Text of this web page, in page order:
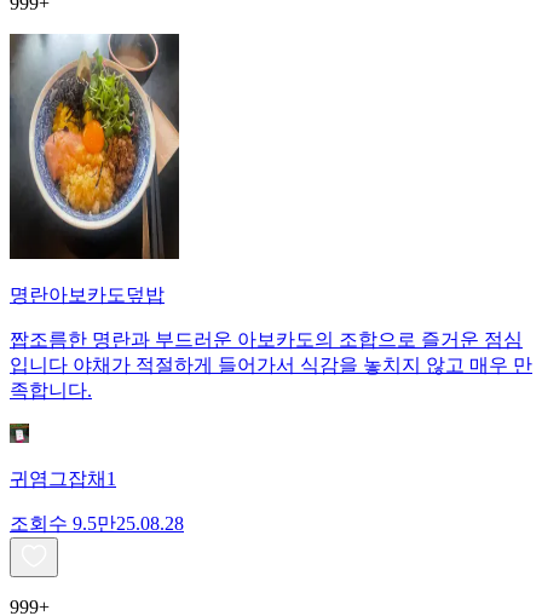
명란아보카도덮밥
짭조름한 명란과 부드러운 아보카도의 조합으로 즐거운 점심
입니다 야채가 적절하게 들어가서 식감을 놓치지 않고 매우 만
족합니다.
귀염그잡채1
조회수 9.5만25.08.28
999+